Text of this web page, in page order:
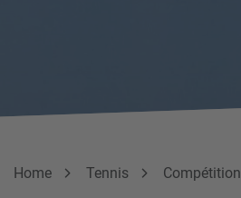
Breadcrumb
Vous êtes ici:
Home Tennis Compétition